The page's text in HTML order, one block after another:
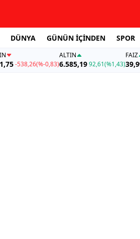
DÜNYA GÜNÜN İÇİNDEN SPOR
-538,26(%-0,83)
ALTIN
6.585,1992,61(%1,43)
FAİZ